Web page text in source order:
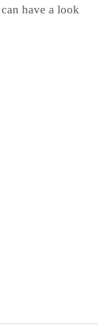
have a look